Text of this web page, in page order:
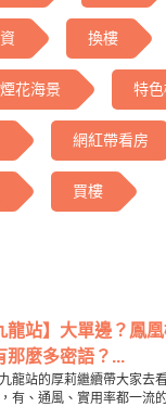
換樓
煙花海景 特
網紅帶看房
買樓
龍站】大單邊？鳳
那麼多密語？...
龍站的厚莉繼續帶大家去
有、通風、實用率都一流